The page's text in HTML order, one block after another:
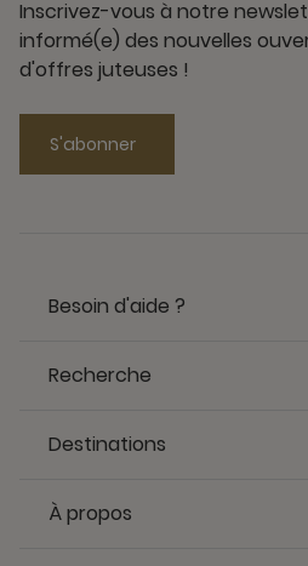
Inscrivez-vous à notre
informé(e) des nouvelles
d'offres juteuses !
S'abonner
Besoin d'aide ?
Recherche
Destinations
À propos